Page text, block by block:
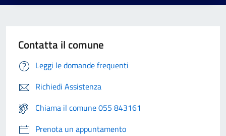
Contatta il comune
Leggi le domande frequenti
Richiedi Assistenza
Chiama il comune 055 843161
Prenota un appuntamento